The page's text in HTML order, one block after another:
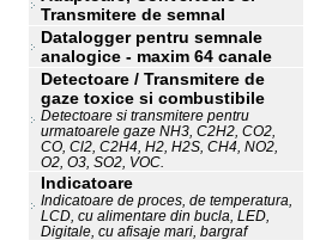
Transmitere de semnal
Datalogger pentru semnale
analogice - maxim 64 canale
Detectoare / Transmitere de
gaze toxice si combustibile
Detectoare si transmitere pentru
urmatoarele gaze NH3, C2H2, CO2,
CO, Cl2, C2H4, H2, H2S, CH4, NO2,
O2, O3, SO2, VOC.
Indicatoare
Indicatoare de proces, de temperatura,
LCD, cu alimentare din bucla, LED,
Digitale, cu afisaje mari, bargraf